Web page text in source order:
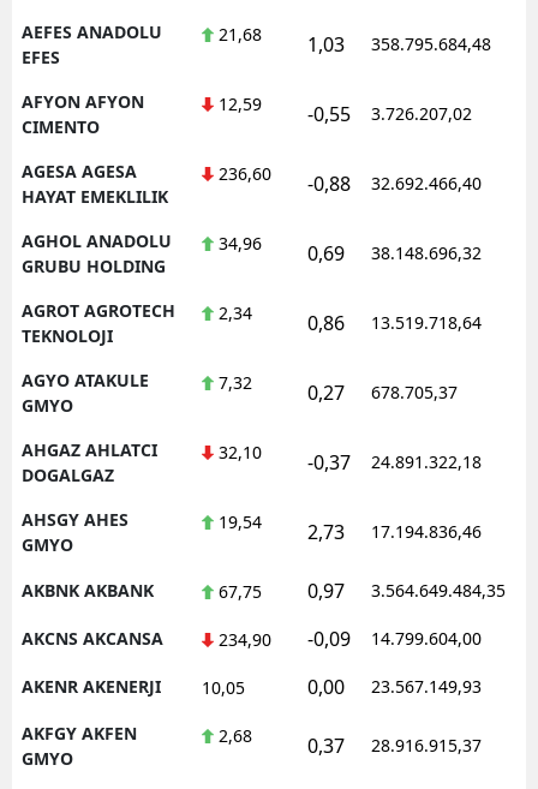
AEFES ANADOLU
EFES
21,68 1,03 358.795.684,48
AFYON AFYON
CIMENTO
12,59 -0,55 3.726.207,02
AGESA AGESA
HAYAT EMEKLILIK
236,60 -0,88 32.692.466,40
AGHOL ANADOLU
GRUBU HOLDING
34,96 0,69 38.148.696,32
AGROT AGROTECH
TEKNOLOJI
2,34 0,86 13.519.718,64
AGYO ATAKULE
GMYO
7,32 0,27 678.705,37
AHGAZ AHLATCI
DOGALGAZ
32,10 -0,37 24.891.322,18
AHSGY AHES
GMYO
19,54 2,73 17.194.836,46
AKBNK AKBANK 67,75 0,97 3.564.649.484,35
AKCNS AKCANSA 234,90 -0,09 14.799.604,00
AKENR AKENERJI 10,05 0,00 23.567.149,93
AKFGY AKFEN
GMYO
2,68 0,37 28.916.915,37